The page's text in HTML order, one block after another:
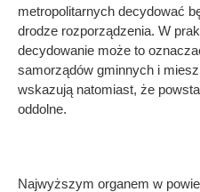
metropolitarnych decydować
drodze rozporządzenia. W
decydowanie może to
samorządów gminnych i
wskazują natomiast, że
oddolne.
Najwyższym organem w